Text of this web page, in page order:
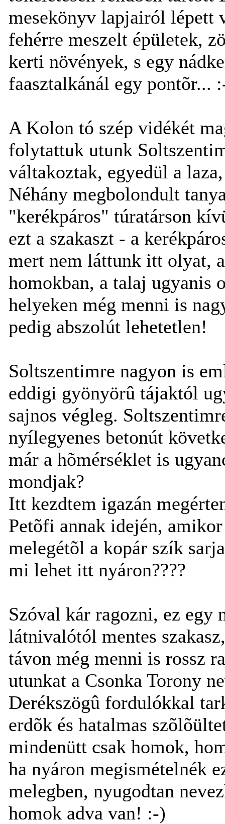
mesekönyv lapjairól lépett
fehérre meszelt épületek,
kerti növények, s egy
faasztalkánál egy pontõr...
A Kolon tó szép vidékét
folytattuk utunk
váltakoztak, egyedül a
Néhány megbolondult
"kerékpáros" túratárson
ezt a szakaszt - a
mert nem láttunk itt olyat,
homokban, a talaj ugyanis
helyeken még menni is
pedig abszolút lehetetlen!
Soltszentimre nagyon is
eddigi gyönyörû tájaktól
sajnos végleg.
nyílegyenes betonút
már a hõmérséklet is
mondjak?
Itt kezdtem igazán
Petõfi annak idején,
melegétõl a kopár szík
mi lehet itt nyáron????
Szóval kár ragozni, ez egy
látnivalótól mentes
távon még menni is rossz
utunkat a Csonka Torony
Derékszögû fordulókkal
erdõk és hatalmas
mindenütt csak homok,
ha nyáron megismételnék
melegben, nyugodtan
homok adva van! :-)